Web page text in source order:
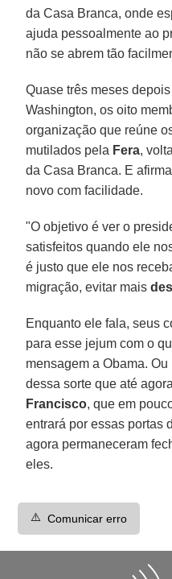
da Casa Branca, onde
ajuda pessoalmente ao
não se abrem tão
Quase três meses
Washington, os oito
organização que reúne
mutilados pela Fera,
da Casa Branca. E
novo com facilidade.
"O objetivo é ver o
satisfeitos quando ele
é justo que ele nos
migração, evitar mais
Enquanto ele fala, seus
para esse jejum com o
mensagem a Obama.
dessa sorte que até
Francisco, que em
entrará por essas portas
agora permaneceram
eles.
⚠️ Comunicar erro